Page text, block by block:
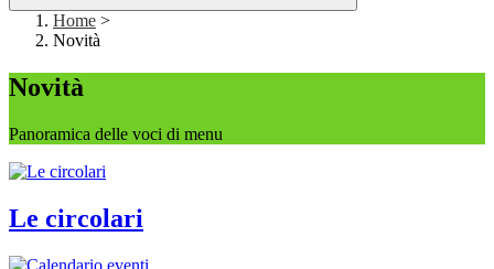
Home >
Novità
Novità
Panoramica delle voci di menu
Le circolari